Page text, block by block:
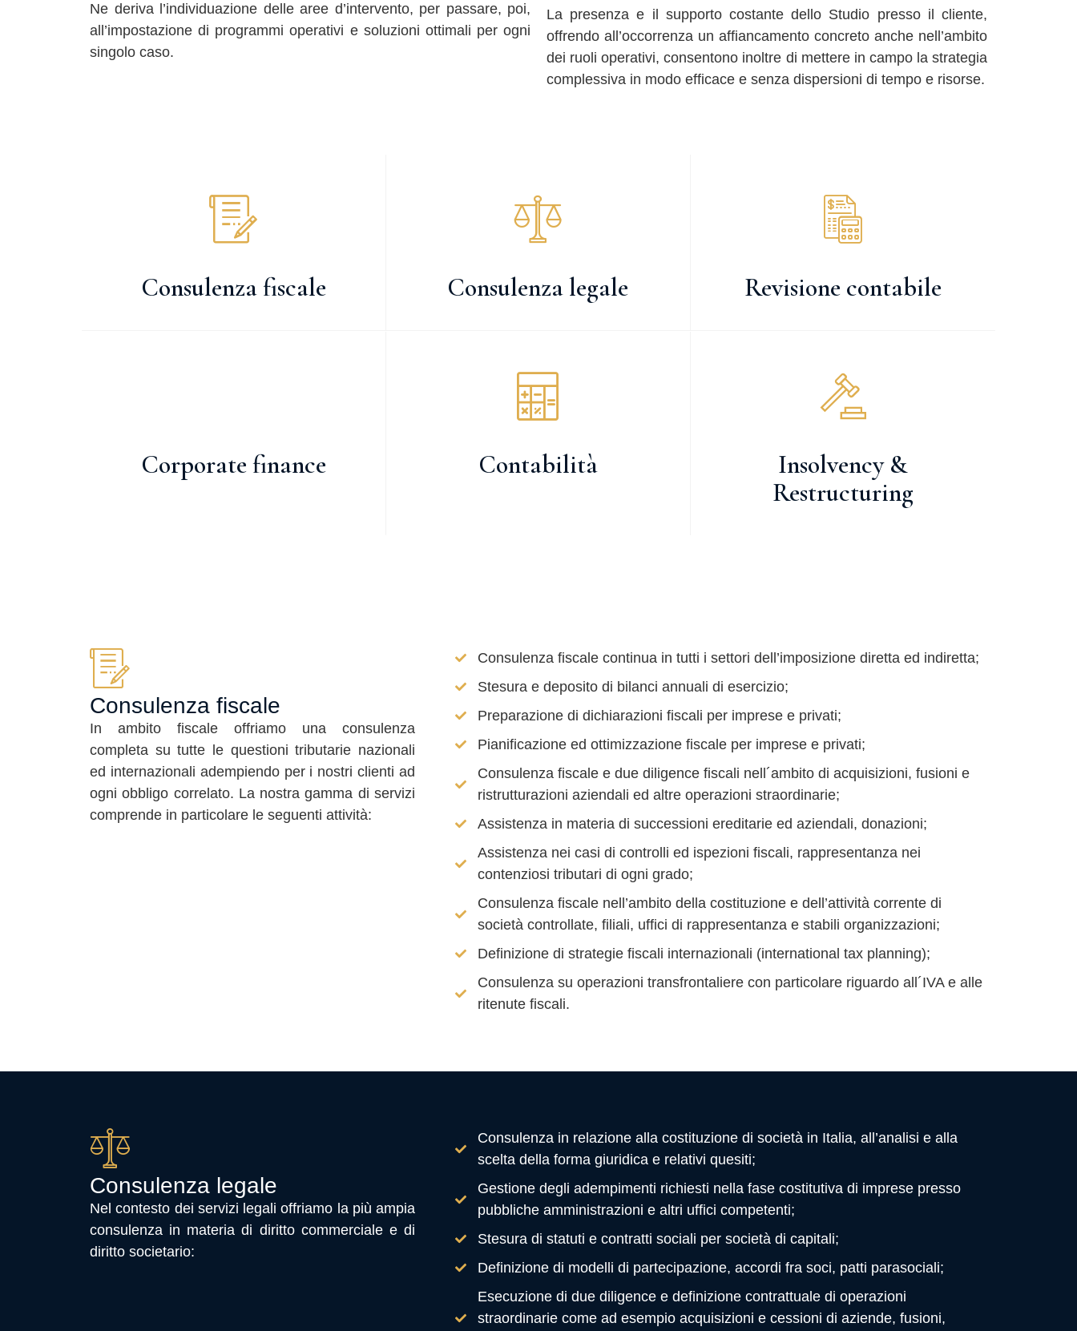
Ne deriva l’individuazione delle aree d’intervento, per passare, poi,
all’impostazione di programmi operativi e soluzioni ottimali per ogni
singolo caso.
La presenza e il supporto costante dello Studio presso il cliente,
offrendo all’occorrenza un affiancamento concreto anche nell’ambito
dei ruoli operativi, consentono inoltre di mettere in campo la strategia
complessiva in modo efficace e senza dispersioni di tempo e risorse.
Consulenza fiscale Consulenza legale Revisione contabile
Corporate finance Contabilità
Insolvency &
Restructuring
Consulenza fiscale
In ambito fiscale offriamo una consulenza
completa su tutte le questioni tributarie nazionali
ed internazionali adempiendo per i nostri clienti ad
ogni obbligo correlato. La nostra gamma di servizi
comprende in particolare le seguenti attività:
Consulenza fiscale continua in tutti i settori dell’imposizione diretta ed indiretta;
Stesura e deposito di bilanci annuali di esercizio;
Preparazione di dichiarazioni fiscali per imprese e privati;
Pianificazione ed ottimizzazione fiscale per imprese e privati;
Consulenza fiscale e due diligence fiscali nell´ambito di acquisizioni, fusioni e
ristrutturazioni aziendali ed altre operazioni straordinarie;
Assistenza in materia di successioni ereditarie ed aziendali, donazioni;
Assistenza nei casi di controlli ed ispezioni fiscali, rappresentanza nei
contenziosi tributari di ogni grado;
Consulenza fiscale nell’ambito della costituzione e dell’attività corrente di
società controllate, filiali, uffici di rappresentanza e stabili organizzazioni;
Definizione di strategie fiscali internazionali (international tax planning);
Consulenza su operazioni transfrontaliere con particolare riguardo all´IVA e alle
ritenute fiscali.
Consulenza legale
Nel contesto dei servizi legali offriamo la più ampia
consulenza in materia di diritto commerciale e di
diritto societario:
Consulenza in relazione alla costituzione di società in Italia, all’analisi e alla
scelta della forma giuridica e relativi quesiti;
Gestione degli adempimenti richiesti nella fase costitutiva di imprese presso
pubbliche amministrazioni e altri uffici competenti;
Stesura di statuti e contratti sociali per società di capitali;
Definizione di modelli di partecipazione, accordi fra soci, patti parasociali;
Esecuzione di due diligence e definizione contrattuale di operazioni
straordinarie come ad esempio acquisizioni e cessioni di aziende, fusioni,